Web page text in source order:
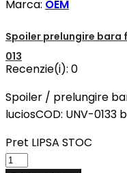
Marca: OEM
Spoiler prelungire bara
013
Recenzie(i): 0
Spoiler / prelungire
luciosCOD: UNV-0133
Pret LIPSA STOC